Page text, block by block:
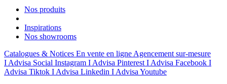
Nos produits
Inspirations
Nos showrooms
Catalogues & Notices En vente en ligne Agencement sur-mesure
I Advisa Social Instagram I Advisa Pinterest I Advisa Facebook I
Advisa Tiktok I Advisa Linkedin I Advisa Youtube